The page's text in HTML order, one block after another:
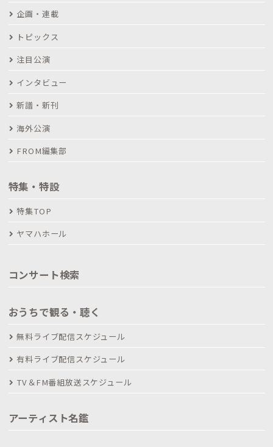
企画・連載
トピックス
注目公演
インタビュー
新譜・新刊
海外公演
FROM編集部
特集・特設
特集TOP
ヤマハホール
コンサート検索
おうちで観る・聴く
無料ライブ配信スケジュール
有料ライブ配信スケジュール
TV＆FM番組放送スケジュール
アーティスト名鑑